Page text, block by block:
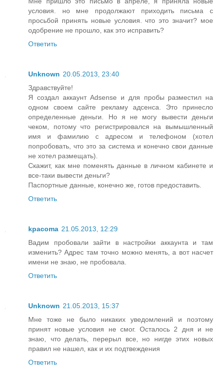
условия. но мне продолжают приходить письма с
просьбой принять новые условия. что это значит? мое
одобрение не прошло, как это исправить?
Ответить
Unknown 20.05.2013, 23:40
Здравствуйте!
Я создал аккаунт Adsense и для пробы разместил на
одном своем сайте рекламу адсенса. Это принесло
определенные деньги. Но я не могу вывести деньги
чеком, потому что регистрировался на вымышленный
имя и фамилию с адресом и телефоном (хотел
попробовать, что это за система и конечно свои данные
не хотел размещать).
Скажит, как мне поменять данные в личном кабинете и
все-таки вывести деньги?
Паспортные данные, конечно же, готов предоставить.
Ответить
kpacoma 21.05.2013, 12:29
Вадим пробовали зайти в настройки аккаунта и там
изменить? Адрес там точно можно менять, а вот насчет
имени не знаю, не пробовала.
Ответить
Unknown 21.05.2013, 15:37
Мне тоже не было никаких уведомлений и поэтому
принят новые условия не смог. Осталось 2 дня и не
знаю, что делать, перерыл все, но нигде этих новых
правил не нашел, как и их подтвеждения
Ответить